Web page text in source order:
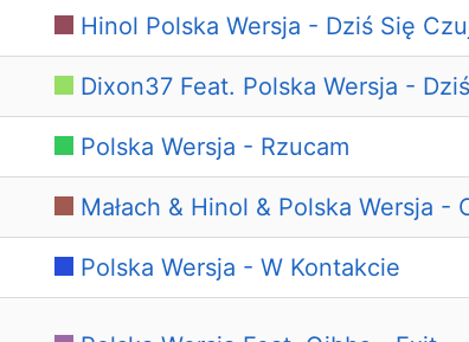
Hinol Polska Wersja - Dziś Się
Dixon37 Feat. Polska Wersja -
Polska Wersja - Rzucam
Małach & Hinol & Polska Wersja -
Polska Wersja - W Kontakcie